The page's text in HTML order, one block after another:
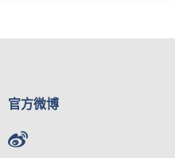
官方微博